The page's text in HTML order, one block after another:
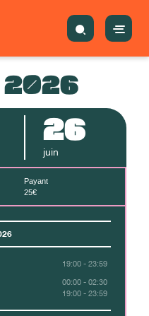
2026
26
juin
Payant
25€
19:00 - 23:59
00:00 - 02:30
19:00 - 23:59